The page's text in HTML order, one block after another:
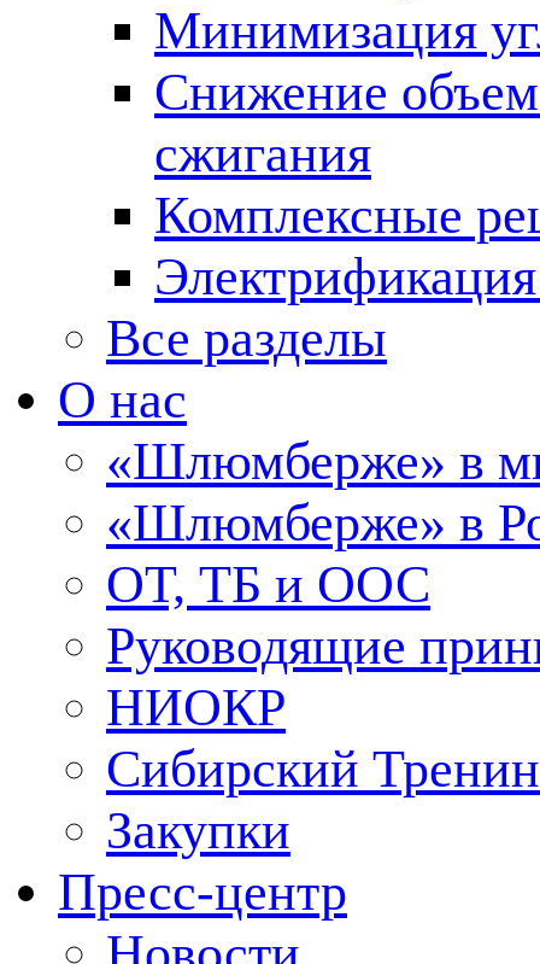
Минимизация
Снижение
сжигания
Комплексные
Все разделы
О нас
«Шлюмберже» в
«Шлюмберже» в
ОТ, ТБ и ООС
Руководящие
НИОКР
Сибирский
Закупки
Пресс-центр